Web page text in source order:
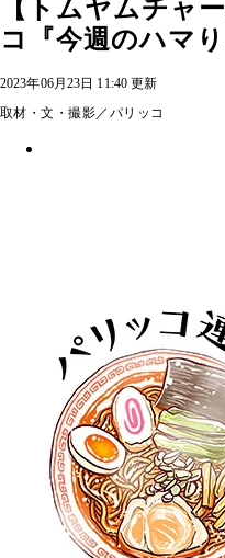
【トムヤムチャ
コ『今週のハマ
2023年06月23日 11:40 更新
取材・文・撮影／パリッコ